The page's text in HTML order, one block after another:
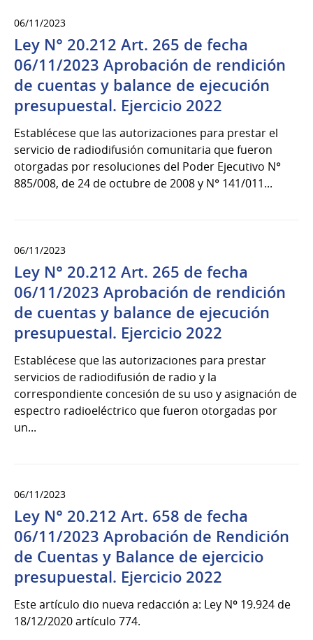
06/11/2023
Ley N° 20.212 Art. 265 de fecha
06/11/2023 Aprobación de rendición
de cuentas y balance de ejecución
presupuestal. Ejercicio 2022
Establécese que las autorizaciones para prestar el
servicio de radiodifusión comunitaria que fueron
otorgadas por resoluciones del Poder Ejecutivo N°
885/008, de 24 de octubre de 2008 y N° 141/011...
06/11/2023
Ley N° 20.212 Art. 265 de fecha
06/11/2023 Aprobación de rendición
de cuentas y balance de ejecución
presupuestal. Ejercicio 2022
Establécese que las autorizaciones para prestar
servicios de radiodifusión de radio y la
correspondiente concesión de su uso y asignación de
espectro radioeléctrico que fueron otorgadas por
un...
06/11/2023
Ley N° 20.212 Art. 658 de fecha
06/11/2023 Aprobación de Rendición
de Cuentas y Balance de ejercicio
presupuestal. Ejercicio 2022
Este artículo dio nueva redacción a: Ley Nº 19.924 de
18/12/2020 artículo 774.